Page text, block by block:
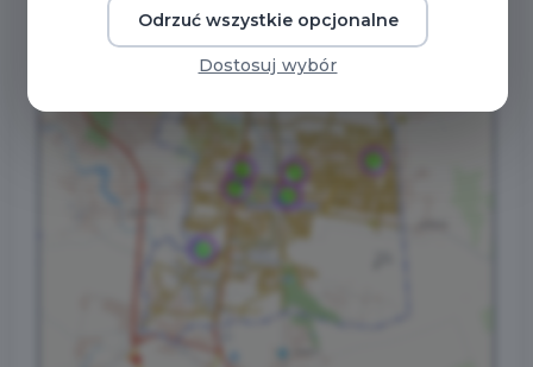
Odrzuć wszystkie opcjonalne
Dostosuj wybór